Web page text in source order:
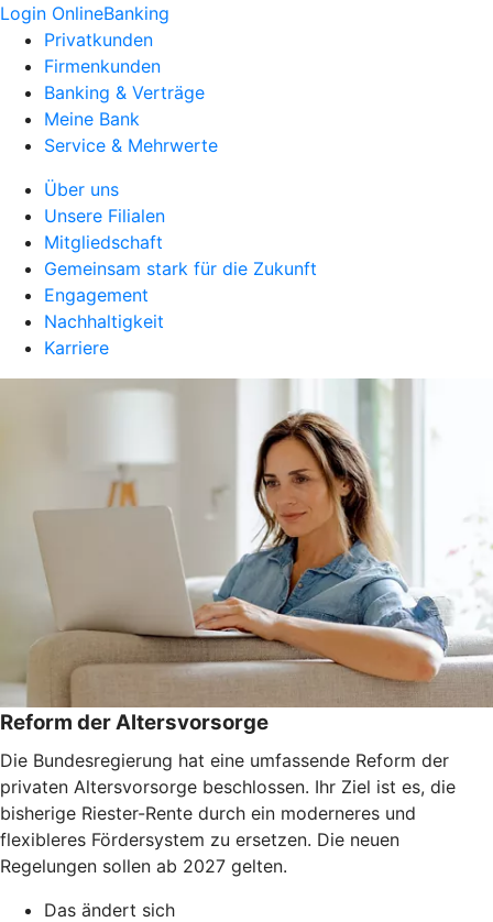
Login OnlineBanking
Privatkunden
Firmenkunden
Banking & Verträge
Meine Bank
Service & Mehrwerte
Über uns
Unsere Filialen
Mitgliedschaft
Gemeinsam stark für die Zukunft
Engagement
Nachhaltigkeit
Karriere
Reform der Altersvorsorge
Die Bundesregierung hat eine umfassende Reform der
privaten Altersvorsorge beschlossen. Ihr Ziel ist es, die
bisherige Riester-Rente durch ein moderneres und
flexibleres Fördersystem zu ersetzen. Die neuen
Regelungen sollen ab 2027 gelten.
Das ändert sich